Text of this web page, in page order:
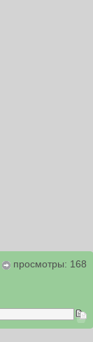
просмотры: 168